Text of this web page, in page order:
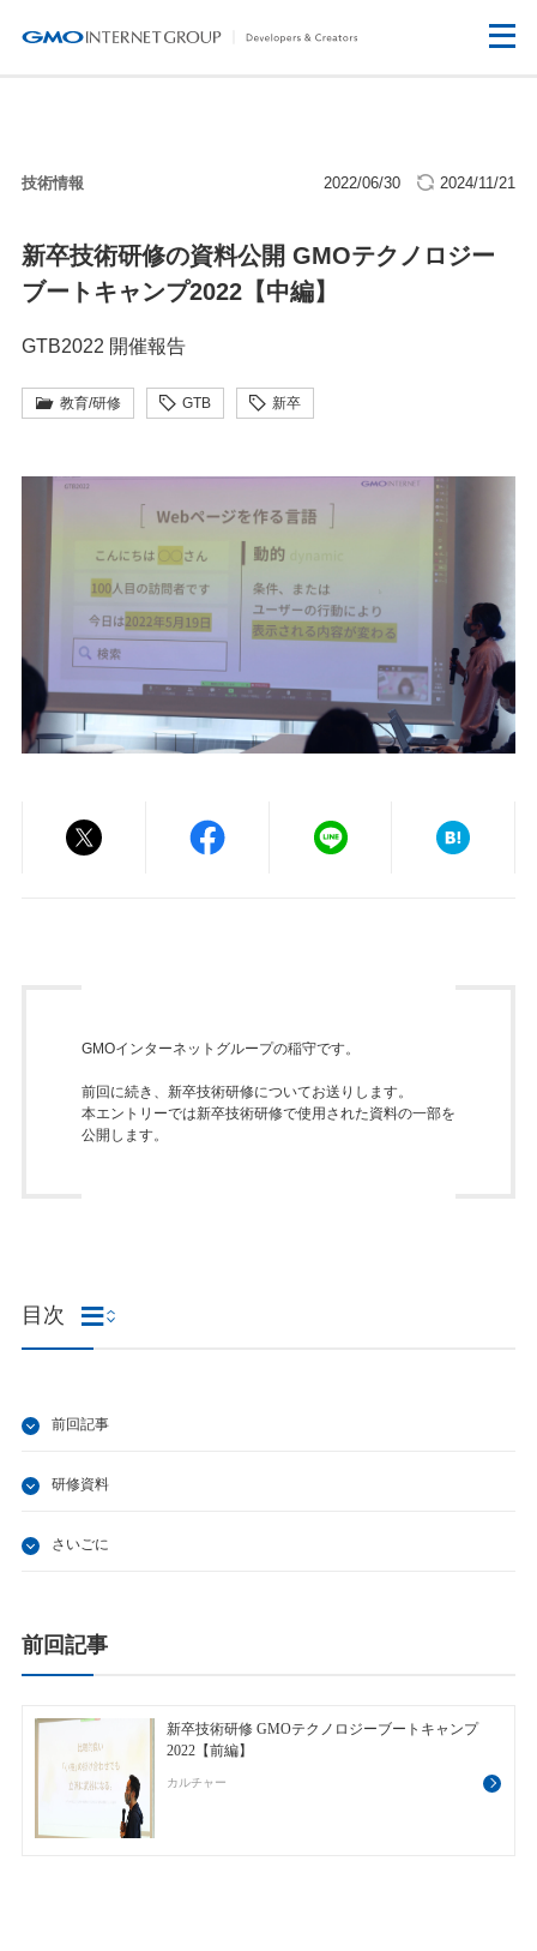
技術情報 2022/06/30 2024/11/21
新卒技術研修の資料公開 GMOテクノロジー
ブートキャンプ2022【中編】
GTB2022 開催報告
教育/研修 GTB 新卒
GMOインターネットグループの稲守です。
前回に続き、新卒技術研修についてお送りします。
本エントリーでは新卒技術研修で使用された資料の一部を
公開します。
目次
前回記事
研修資料
さいごに
前回記事